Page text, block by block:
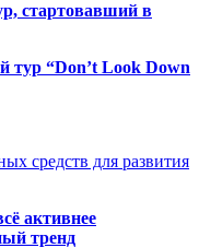
стартовавший в
тур “Don’t Look Down
средств для развития
активнее
тренд